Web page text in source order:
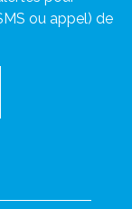
ou appel) de